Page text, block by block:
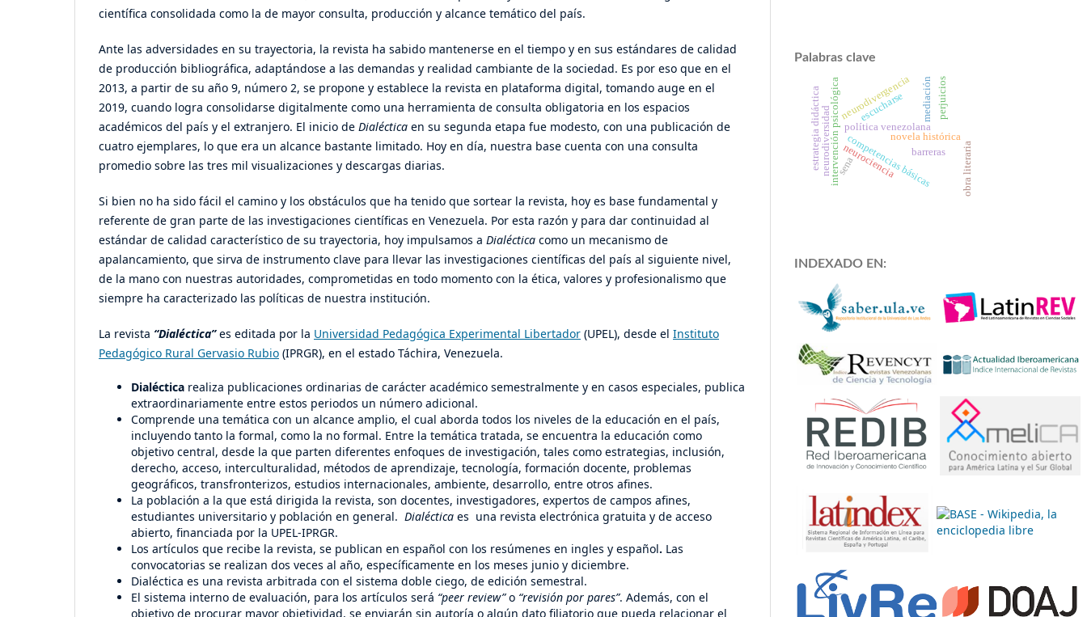
científica consolidada como la de mayor consulta, producción y alcance temático del país.
Ante las adversidades en su trayectoria, la revista ha sabido mantenerse en el tiempo y en sus estándares de calidad
de producción bibliográfica, adaptándose a las demandas y realidad cambiante de la sociedad. Es por eso que en el
2013, a partir de su año 9, número 2, se propone y establece la revista en plataforma digital, tomando auge en el
2019, cuando logra consolidarse digitalmente como una herramienta de consulta obligatoria en los espacios
académicos del país y el extranjero. El inicio de Dialéctica en su segunda etapa fue modesto, con una publicación de
cuatro ejemplares, lo que era un alcance bastante limitado. Hoy en día, nuestra base cuenta con una consulta
promedio sobre las tres mil visualizaciones y descargas diarias.
Si bien no ha sido fácil el camino y los obstáculos que ha tenido que sortear la revista, hoy es base fundamental y
referente de gran parte de las investigaciones científicas en Venezuela. Por esta razón y para dar continuidad al
estándar de calidad característico de su trayectoria, hoy impulsamos a Dialéctica como un mecanismo de
apalancamiento, que sirva de instrumento clave para llevar las investigaciones científicas del país al siguiente nivel,
de la mano con nuestras autoridades, comprometidas en todo momento con la ética, valores y profesionalismo que
siempre ha caracterizado las políticas de nuestra institución.
La revista “Dialéctica”es editada por la Universidad Pedagógica Experimental Libertador (UPEL), desde el Instituto
Pedagógico Rural Gervasio Rubio (IPRGR), en el estado Táchira, Venezuela.
Dialéctica realiza publicaciones ordinarias de carácter académico semestralmente y en casos especiales, publica
extraordinariamente entre estos periodos un número adicional.
Comprende una temática con un alcance amplio, el cual aborda todos los niveles de la educación en el país,
incluyendo tanto la formal, como la no formal. Entre la temática tratada, se encuentra la educación como
objetivo central, desde la que parten diferentes enfoques de investigación, tales como estrategias, inclusión,
derecho, acceso, interculturalidad, métodos de aprendizaje, tecnología, formación docente, problemas
geográficos, transfronterizos, estudios internacionales, ambiente, desarrollo, entre otros afines.
La población a la que está dirigida la revista, son docentes, investigadores, expertos de campos afines,
estudiantes universitario y población en general. Dialéctica es una revista electrónica gratuita y de acceso
abierto, financiada por la UPEL-IPRGR.
Los artículos que recibe la revista, se publican en español con los resúmenes en ingles y español. Las
convocatorias se realizan dos veces al año, específicamente en los meses junio y diciembre.
Dialéctica es una revista arbitrada con el sistema doble ciego, de edición semestral.
El sistema interno de evaluación, para los artículos será “peer review”o “revisión por pares”. Además, con el
objetivo de procurar mayor objetividad, se enviarán sin autoría o algún dato filiatorio que pueda relacionar el
Palabras clave
intervención psicológica política venezolana
neurodivergencia
neurodiversidad competencias básicas
neurociencia
mediación
estrategia didáctica novela histórica
obra literaria
sena
barreras
escucharse perjuicios
INDEXADO EN: